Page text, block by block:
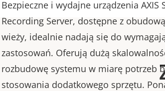
Bezpieczne i wydajne urządzenia AXIS
Recording Server, dostępne z
wieży, idealnie nadają się do
zastosowań. Oferują dużą
rozbudowę systemu w miarę potrzeb
stosowania dodatkowego sprzętu.